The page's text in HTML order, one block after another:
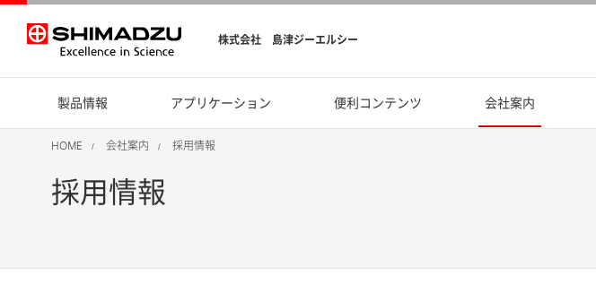
株式会社 島津ジーエルシー
製品情報 アプリケーション 便利コンテンツ 会社案内
HOME 会社案内 採用情報
採用情報